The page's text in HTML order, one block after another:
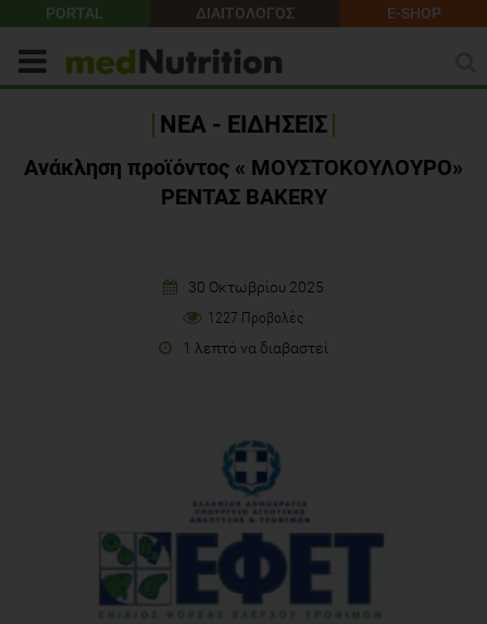
PORTAL ΔΙΑΙΤΟΛΟΓΟΣ E-SHOP
ΝΕΑ - ΕΙΔΗΣΕΙΣ
Ανάκληση προϊόντος « ΜΟΥΣΤΟΚΟΥΛΟΥΡΟ»
ΡΕΝΤΑΣ BAKERY
30 Οκτωβρίου 2025
1227 Προβολές
1 λεπτό να διαβαστεί